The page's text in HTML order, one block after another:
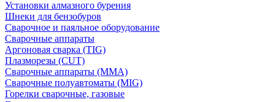
Установки алмазного бурения
Шнеки для бензобуров
Сварочное и паяльное оборудование
Сварочные аппараты
Аргоновая сварка (TIG)
Плазморезы (CUT)
Сварочные аппараты (MMA)
Сварочные полуавтоматы (MIG)
Горелки сварочные, газовые